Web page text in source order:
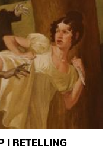
RETELLING